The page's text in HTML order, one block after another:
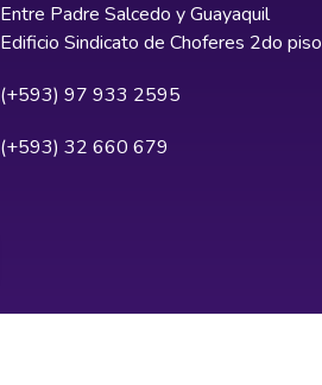
Entre Padre Salcedo y Guayaquil
Edificio Sindicato de Choferes 2do piso
(+593) 97 933 2595
(+593) 32 660 679